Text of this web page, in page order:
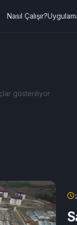
Nasıl Çalışır?
gösteriliyor